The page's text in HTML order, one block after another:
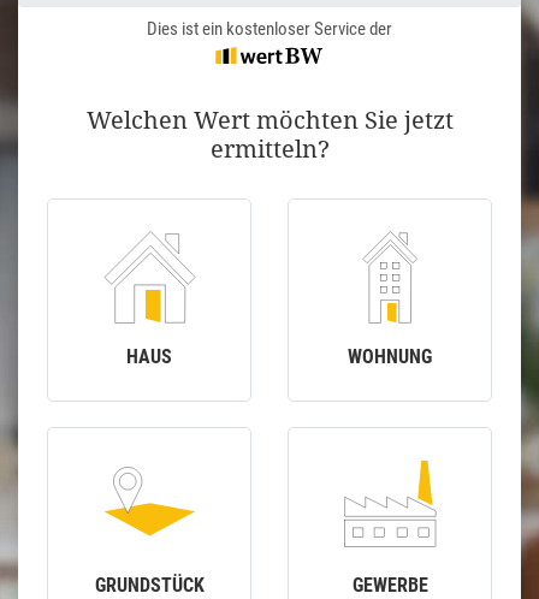
Dies ist ein kostenloser Service der
Welchen Wert möchten Sie jetzt
ermitteln?
HAUS WOHNUNG
GRUNDSTÜCK GEWERBE